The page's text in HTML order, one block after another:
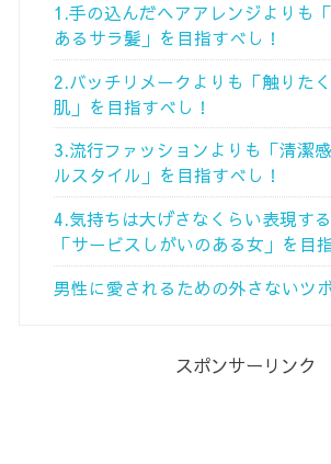
1.手の込んだヘアアレンジよりも
あるサラ髪」を目指すべし！
2.バッチリメークよりも「触りた
肌」を目指すべし！
3.流行ファッションよりも「清潔
ルスタイル」を目指すべし！
4.気持ちは大げさなくらい表現す
「サービスしがいのある女」を目
男性に愛されるための外さないツ
スポンサーリンク